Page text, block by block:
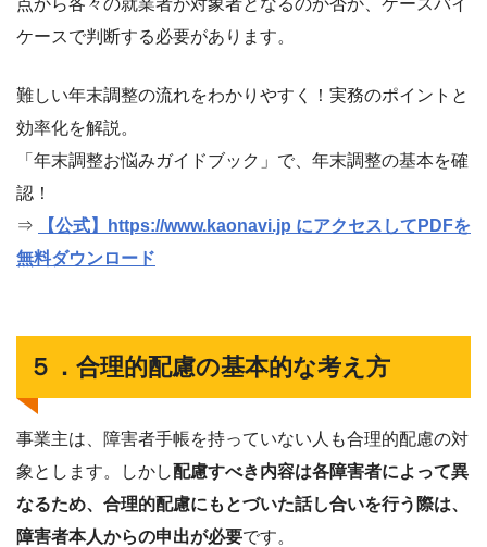
点から各々の就業者が対象者となるのか否か、ケースバイ
ケースで判断する必要があります。
難しい年末調整の流れをわかりやすく！実務のポイントと
効率化を解説。
「年末調整お悩みガイドブック」で、年末調整の基本を確
認！
⇒
【公式】https://www.kaonavi.jp にアクセスしてPDFを
無料ダウンロード
５．合理的配慮の基本的な考え方
事業主は、障害者手帳を持っていない人も合理的配慮の対
象とします。しかし配慮すべき内容は各障害者によって異
なるため、合理的配慮にもとづいた話し合いを行う際は、
障害者本人からの申出が必要です。